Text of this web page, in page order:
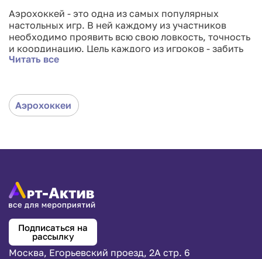
Аэрохоккей - это одна из самых популярных
настольных игр. В ней каждому из участников
необходимо проявить всю свою ловкость, точность
и координацию. Цель каждого из игроков - забить
шайбу в ворота противника используя специальную
Читать все
Аэрохоккеи
Подписаться на
рассылку
Москва, Егорьевский проезд, 2А стр. 6